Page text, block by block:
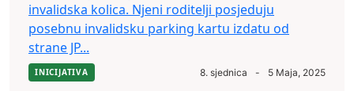
invalidska kolica. Njeni roditelji posjeduju
posebnu invalidsku parking kartu izdatu od
strane JP...
INICIJATIVA 8. sjednica - 5 Maja, 2025